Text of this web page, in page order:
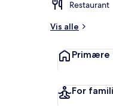
Restaurant
Vis alle
For